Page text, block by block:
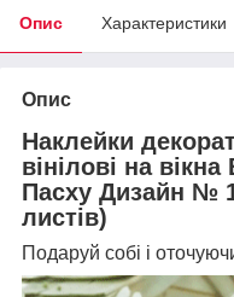
Опис Характеристики
Опис
Наклейки
вінілові на
Пасху Дизайн №
листів)
Подаруй собі і